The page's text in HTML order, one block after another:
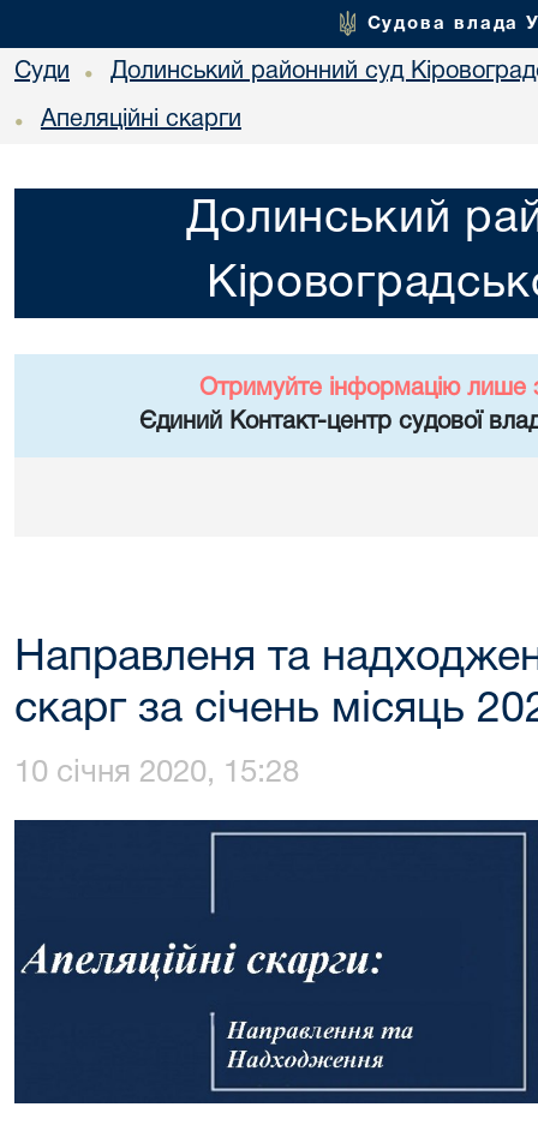
Судова влада
Суди • Долинський районний суд
• Апеляційні скарги
Долинський
Отримуйте інформацію лише
Єдиний Контакт-центр судової
Направленя та
скарг за січень місяць
10 січня 2020, 15:28